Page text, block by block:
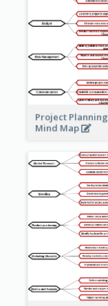
Project Planning
Mind Map